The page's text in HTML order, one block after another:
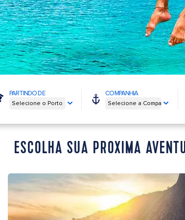
PARTINDO DE COMPANHIA
ESCOLHA SUA PRÓXIMA